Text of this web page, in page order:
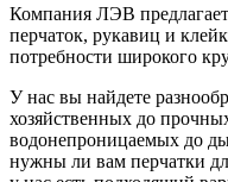
Компания ЛЭВ
перчаток, рукавиц и
потребности широкого
У нас вы найдете
хозяйственных до
водонепроницаемых до
нужны ли вам перчатки